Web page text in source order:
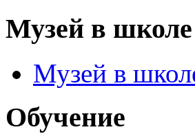
Музей в школе
Музей в
Обучение